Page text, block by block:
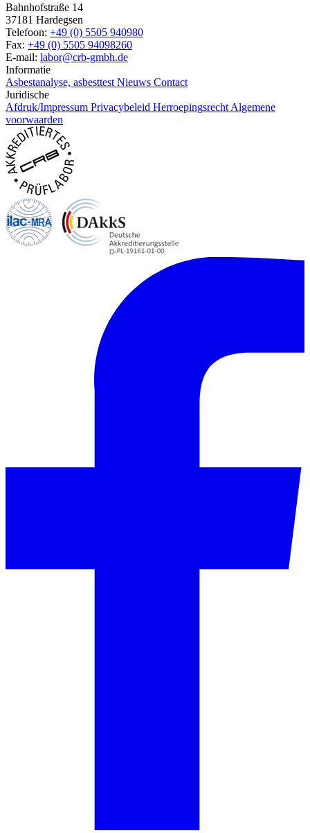
Bahnhofstraße 14
37181 Hardegsen
Telefoon: +49 (0) 5505 940980
Fax: +49 (0) 5505 94098260
E-mail: labor@crb-gmbh.de
Informatie
Asbestanalyse, asbesttest Nieuws Contact
Juridische
Afdruk/Impressum Privacybeleid Herroepingsrecht Algemene
voorwaarden